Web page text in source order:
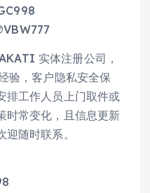
实体注册公司，
验，客户隐私安全保
排工作人员上门取件或
时常变化，且信息更新
随时联系。